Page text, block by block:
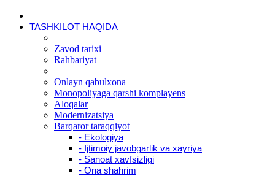
TASHKILOT HAQIDA
Zavod tarixi
Rahbariyat
Onlayn qabulxona
Monopoliyaga qarshi komplayens
Aloqalar
Modernizatsiya
Barqaror taraqqiyot
- Ekologiya
- Ijtimoiy javobgarlik va xayriya
- Sanoat xavfsizligi
- Ona shahrim